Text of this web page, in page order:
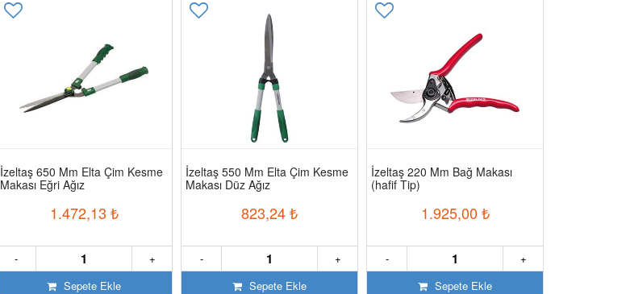
İzeltaş 650 Mm Elta Çim Kesme
Makası Eğri Ağız
1.472,13 ₺
+
-
Sepete Ekle
İzeltaş 550 Mm Elta Çim Kesme
Makası Düz Ağız
823,24₺
+
-
Sepete Ekle
İzeltaş 220 Mm Bağ Makası
(hafif Tip)
1.925,00 ₺
+
-
Sepete Ekle